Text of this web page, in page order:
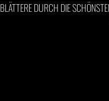
BLÄTTERE DURCH DIE